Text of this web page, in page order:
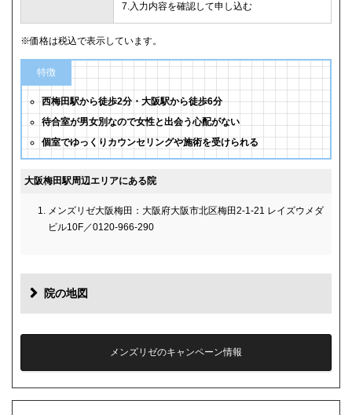
7.入力内容を確認して申し込む
※価格は税込で表示しています。
特徴
西梅田駅から徒歩2分・大阪駅から徒歩6分
待合室が男女別なので女性と出会う心配がない
個室でゆっくりカウンセリングや施術を受けられる
大阪梅田駅周辺エリアにある院
メンズリゼ大阪梅田：大阪府大阪市北区梅田2-1-21 レイズウメダ
ビル10F／0120-966-290
院の地図
メンズリゼのキャンペーン情報